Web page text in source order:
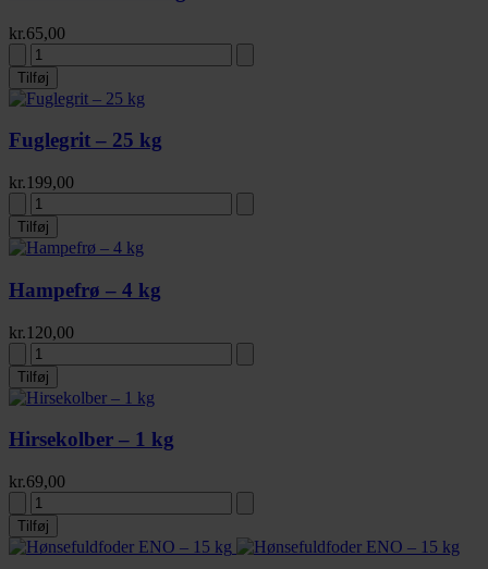
kr.65,00
Tilføj
Fuglegrit – 25 kg
kr.199,00
Tilføj
Hampefrø – 4 kg
kr.120,00
Tilføj
Hirsekolber – 1 kg
kr.69,00
Tilføj